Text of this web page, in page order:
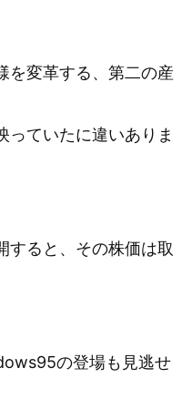
を変革する、第二の産
っていたに違いありま
すると、その株価は取
の登場も見逃せ